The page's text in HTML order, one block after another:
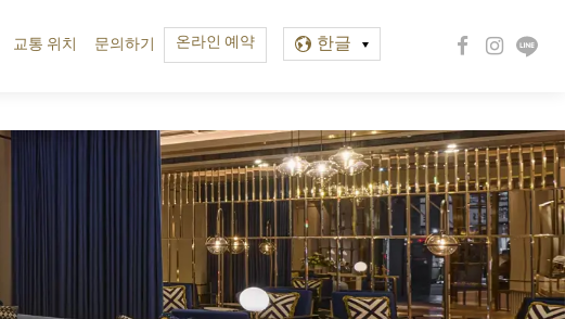
교통 위치 문의하기 온라인 예약
한글
한글